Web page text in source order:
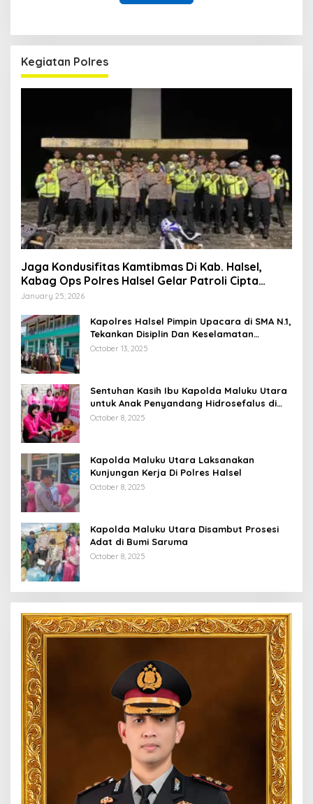
Kegiatan Polres
Jaga Kondusifitas Kamtibmas Di Kab. Halsel,
Kabag Ops Polres Halsel Gelar Patroli Cipta
Kondisi
January 25, 2026
Kapolres Halsel Pimpin Upacara di SMA N.1,
Tekankan Disiplin Dan Keselamatan
Berkendara
October 13, 2025
Sentuhan Kasih Ibu Kapolda Maluku Utara
untuk Anak Penyandang Hidrosefalus di
Desa Babang
October 8, 2025
Kapolda Maluku Utara Laksanakan
Kunjungan Kerja Di Polres Halsel
October 8, 2025
Kapolda Maluku Utara Disambut Prosesi
Adat di Bumi Saruma
October 8, 2025